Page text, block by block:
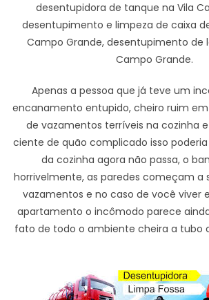
desentupidora de tanque na Vila
desentupimento e limpeza de caixa
Campo Grande, desentupimento de
Campo Grande.
Apenas a pessoa que já teve um
encanamento entupido, cheiro ruim em
de vazamentos terríveis na cozinha
ciente de quão complicado isso poderia
da cozinha agora não passa, o
horrivelmente, as paredes começam a
vazamentos e no caso de você viver
apartamento o incômodo parece
fato de todo o ambiente cheira a tubo